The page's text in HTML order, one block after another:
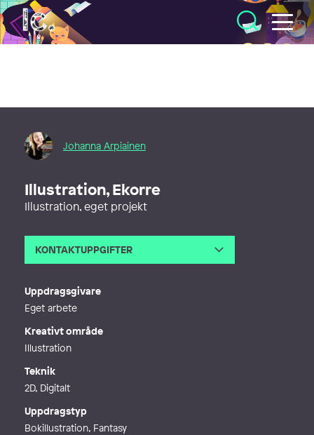
Illustratörcentrum
Johanna Arpiainen
Illustration, Ekorre
Illustration, eget projekt
KONTAKTUPPGIFTER
Uppdragsgivare
Eget arbete
Kreativt område
Illustration
Teknik
2D, Digitalt
Uppdragstyp
Bokillustration, Fantasy